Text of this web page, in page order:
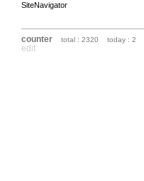
SiteNavigator
counter total : 2320 today : 2
edit